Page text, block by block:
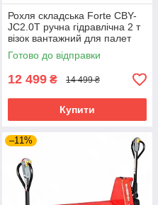
Рохля складська Forte CBY-
JC2.0T ручна гідравлічна 2 т
візок вантажний для палет
Готово до відправки
12 499 ₴ 14 499 ₴
Купити
–11%